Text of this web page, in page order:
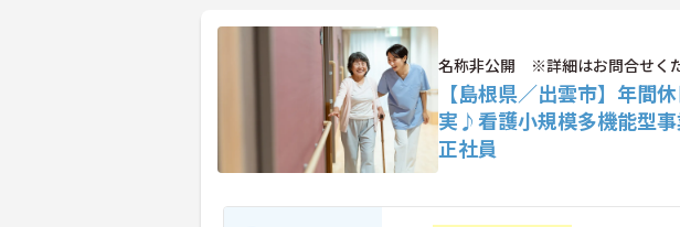
名称非公開 ※詳細はお問合せく
【島根県／出雲市】年間
実♪看護小規模多機能型
正社員